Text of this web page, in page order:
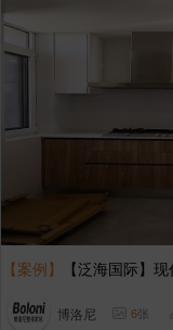
【案例】 【泛海国际】
博洛尼 6张